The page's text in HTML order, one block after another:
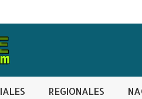
REGIONALES